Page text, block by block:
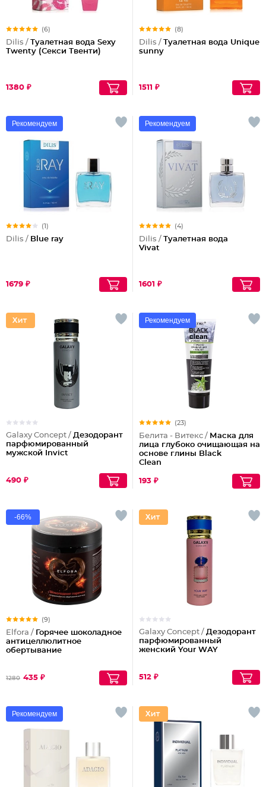
(6)
Dilis / Туалетная вода Sexy
Twenty (Секси Твенти)
1380 ₽
(8)
Dilis / Туалетная вода Unique
sunny
1511 ₽
Рекомендуем
(1)
Dilis / Blue ray
1679 ₽
Рекомендуем
(4)
Dilis / Туалетная вода
Vivat
1601 ₽
Galaxy Concept / Дезодорант
парфюмированный
мужской Invict
490 ₽
Рекомендуем
(23)
Белита - Витекс / Маска для
лица глубоко очищающая на
основе глины Black
Clean
193 ₽
-66%
(9)
Elfora / Горячее шоколадное
антицеллюлитное
обертывание
1280 435 ₽
Galaxy Concept / Дезодорант
парфюмированный
женский Your WAY
512 ₽
Рекомендуем